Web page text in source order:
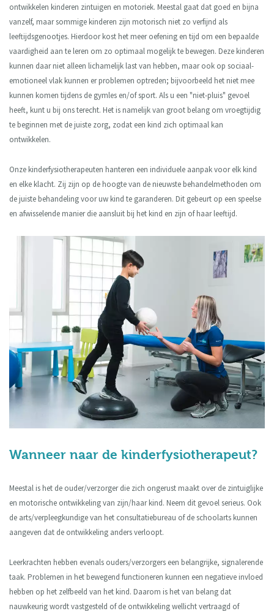
ontwikkelen kinderen zintuigen en motoriek. Meestal gaat dat goed en bijna
vanzelf, maar sommige kinderen zijn motorisch niet zo verfijnd als
leeftijdsgenootjes. Hierdoor kost het meer oefening en tijd om een bepaalde
vaardigheid aan te leren om zo optimaal mogelijk te bewegen. Deze kinderen
kunnen daar niet alleen lichamelijk last van hebben, maar ook op sociaal-
emotioneel vlak kunnen er problemen optreden; bijvoorbeeld het niet mee
kunnen komen tijdens de gymles en/of sport. Als u een "niet-pluis" gevoel
heeft, kunt u bij ons terecht. Het is namelijk van groot belang om vroegtijdig
te beginnen met de juiste zorg, zodat een kind zich optimaal kan
ontwikkelen.
Onze kinderfysiotherapeuten hanteren een individuele aanpak voor elk kind
en elke klacht. Zij zijn op de hoogte van de nieuwste behandelmethoden om
de juiste behandeling voor uw kind te garanderen. Dit gebeurt op een speelse
en afwisselende manier die aansluit bij het kind en zijn of haar leeftijd.
Wanneer naar de kinderfysiotherapeut?
Meestal is het de ouder/verzorger die zich ongerust maakt over de zintuiglijke
en motorische ontwikkeling van zijn/haar kind. Neem dit gevoel serieus. Ook
de arts/verpleegkundige van het consultatiebureau of de schoolarts kunnen
aangeven dat de ontwikkeling anders verloopt.
Leerkrachten hebben evenals ouders/verzorgers een belangrijke, signalerende
taak. Problemen in het bewegend functioneren kunnen een negatieve invloed
hebben op het zelfbeeld van het kind. Daarom is het van belang dat
nauwkeurig wordt vastgesteld of de ontwikkeling wellicht vertraagd of